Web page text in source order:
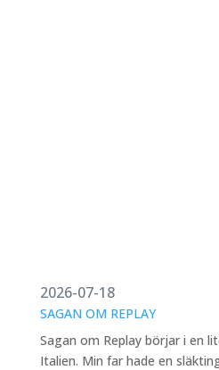
2026-07-18
SAGAN OM REPLAY
Sagan om Replay börjar i en
Italien. Min far hade en